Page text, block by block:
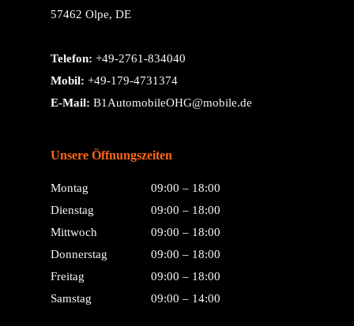
57462 Olpe, DE
Telefon: +49-2761-834040
Mobil: +49-179-4731374
E-Mail: B1AutomobileOHG@mobile.de
Unsere Öffnungszeiten
Montag
09:00 – 18:00
Dienstag
09:00 – 18:00
Mittwoch
09:00 – 18:00
Donnerstag
09:00 – 18:00
Freitag
09:00 – 18:00
Samstag
09:00 – 14:00